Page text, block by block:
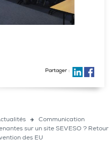
Partager :
Communication
sur un site SEVESO ? Retour
des EU